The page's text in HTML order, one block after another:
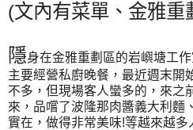
(文內有菜單、金雅重
隱身在金雅重劃區的岩嶼塘工
主要經營私廚晚餐，最近週末開
不多，但現場客人蠻多的，來之
來，品嚐了波隆那肉醬義大利麵
實在，做得非常美味!等越來越